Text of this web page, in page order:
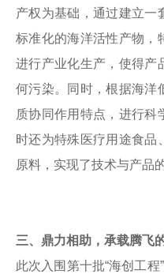
产权为基础，通过建立一
标准化的海洋活性产物，
进行产业化生产，使得产
何污染。同时，根据海洋
质协同作用特点，进行科
时还为特殊医疗用途食品
原料，实现了技术与产品
三、鼎力相助，承载腾飞
此次入围第十批“海创工程